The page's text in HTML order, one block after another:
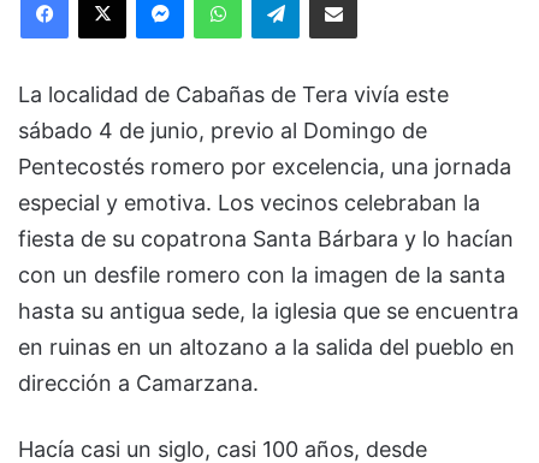
La localidad de Cabañas de Tera vivía este
sábado 4 de junio, previo al Domingo de
Pentecostés romero por excelencia, una jornada
especial y emotiva. Los vecinos celebraban la
fiesta de su copatrona Santa Bárbara y lo hacían
con un desfile romero con la imagen de la santa
hasta su antigua sede, la iglesia que se encuentra
en ruinas en un altozano a la salida del pueblo en
dirección a Camarzana.
Hacía casi un siglo, casi 100 años, desde